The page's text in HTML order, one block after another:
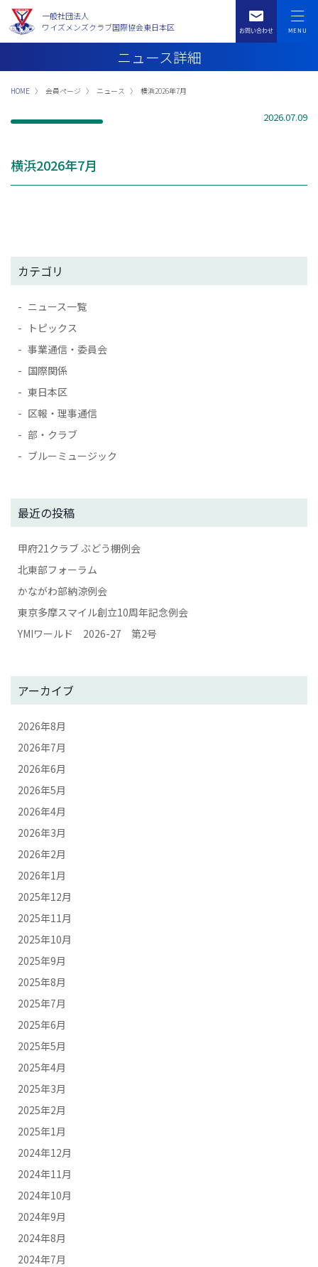
一般社団法人
ワイズメンズクラブ国際協会東日本区
ニュース詳細
HOME 会員ページ ニュース 横浜2026年7月
2026.07.09
横浜2026年7月
カテゴリ
ニュース一覧
トピックス
事業通信・委員会
国際関係
東日本区
区報・理事通信
部・クラブ
ブルーミュージック
最近の投稿
甲府21クラブ ぶどう棚例会
北東部フォーラム
かながわ部納涼例会
東京多摩スマイル創立10周年記念例会
YMIワールド 2026-27 第2号
アーカイブ
2026年8月
2026年7月
2026年6月
2026年5月
2026年4月
2026年3月
2026年2月
2026年1月
2025年12月
2025年11月
2025年10月
2025年9月
2025年8月
2025年7月
2025年6月
2025年5月
2025年4月
2025年3月
2025年2月
2025年1月
2024年12月
2024年11月
2024年10月
2024年9月
2024年8月
2024年7月